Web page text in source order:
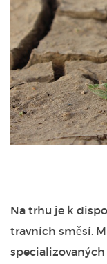
Na trhu je k
travních směsí.